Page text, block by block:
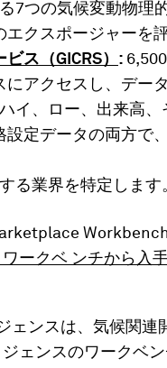
7つの気候変動物理
クスポージャーを
ス（GICRS） :
アクセスし、デー
イ、ロー、出来高
定データの両方で
る業界を特定します
ークベ ンチから入手
ンスは、気候関連
ェンスのワークベ